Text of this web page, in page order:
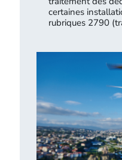
certaines
rubriques 2790